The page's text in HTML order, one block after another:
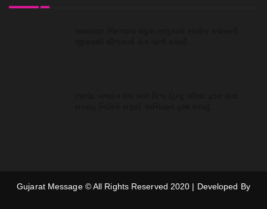
Gujarat Message © All Rights Reserved 2020 | Developed By